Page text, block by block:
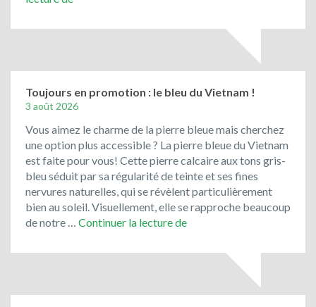
Solnhofen,
de
Bavière
Toujours en promotion : le bleu du Vietnam !
3 août 2026
Vous aimez le charme de la pierre bleue mais cherchez
une option plus accessible ? La pierre bleue du Vietnam
est faite pour vous! Cette pierre calcaire aux tons gris-
bleu séduit par sa régularité de teinte et ses fines
nervures naturelles, qui se révèlent particulièrement
bien au soleil. Visuellement, elle se rapproche beaucoup
de notre … Continuer la lecture deToujours
promotion
bleu